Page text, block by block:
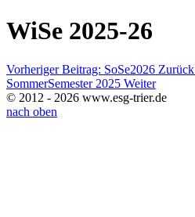
WiSe 2025-26
Vorheriger Beitrag: SoSe2026 Zurück
SommerSemester 2025 Weiter
© 2012 - 2026 www.esg-trier.de
nach oben